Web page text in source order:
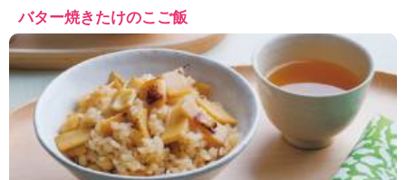
バター焼きたけのこご飯